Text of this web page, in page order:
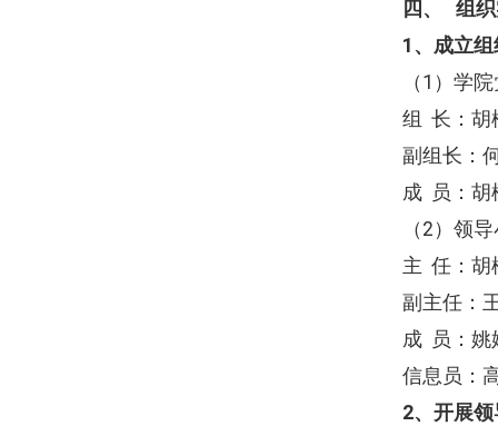
四、
组
1 、成立
（1 ）学
组 长：胡
副组长：
成 员：
（2）领
主 任：胡
副主任：
成 员：
信息员：
2、开展